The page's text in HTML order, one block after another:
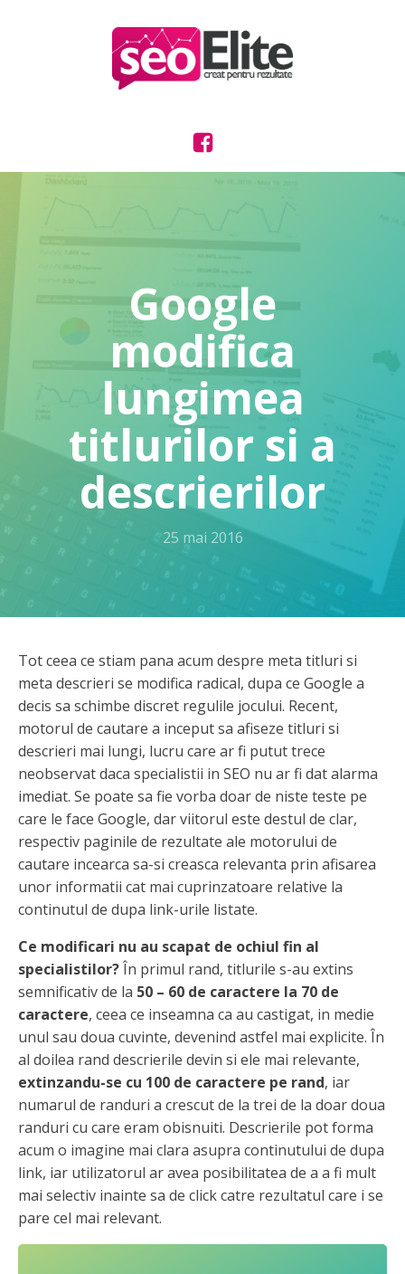
Google
modifica
lungimea
titlurilor si a
descrierilor
25 mai 2016
Tot ceea ce stiam pana acum despre meta titluri si
meta descrieri se modifica radical, dupa ce Google a
decis sa schimbe discret regulile jocului. Recent,
motorul de cautare a inceput sa afiseze titluri si
descrieri mai lungi, lucru care ar fi putut trece
neobservat daca specialistii in SEO nu ar fi dat alarma
imediat. Se poate sa fie vorba doar de niste teste pe
care le face Google, dar viitorul este destul de clar,
respectiv paginile de rezultate ale motorului de
cautare incearca sa-si creasca relevanta prin afisarea
unor informatii cat mai cuprinzatoare relative la
continutul de dupa link-urile listate.
Ce modificari nu au scapat de ochiul fin al
specialistilor?În primul rand, titlurile s-au extins
semnificativ de la 50 – 60 de caractere la 70 de
caractere, ceea ce inseamna ca au castigat, in medie
unul sau doua cuvinte, devenind astfel mai explicite. În
al doilea rand descrierile devin si ele mai relevante,
extinzandu-se cu 100 de caractere pe rand, iar
numarul de randuri a crescut de la trei de la doar doua
randuri cu care eram obisnuiti. Descrierile pot forma
acum o imagine mai clara asupra continutului de dupa
link, iar utilizatorul ar avea posibilitatea de a a fi mult
mai selectiv inainte sa de click catre rezultatul care i se
pare cel mai relevant.